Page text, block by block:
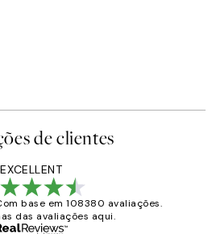
de clientes
EXCELLENT
base em 108380 avaliações.
das avaliações aqui.